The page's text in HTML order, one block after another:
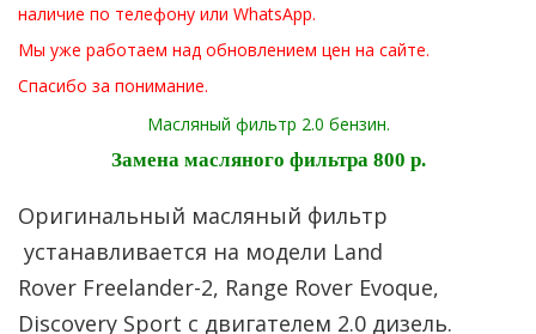
наличие по телефону или WhatsApp.
Мы уже работаем над обновлением цен на сайте.
Спасибо за понимание.
Масляный фильтр 2.0 бензин.
Замена масляного фильтра 800 р.
Оригинальный масляный фильтр
устанавливается на модели Land
Rover Freelander-2, Range Rover Evoque,
Discovery Sport с двигателем 2.0 дизель.